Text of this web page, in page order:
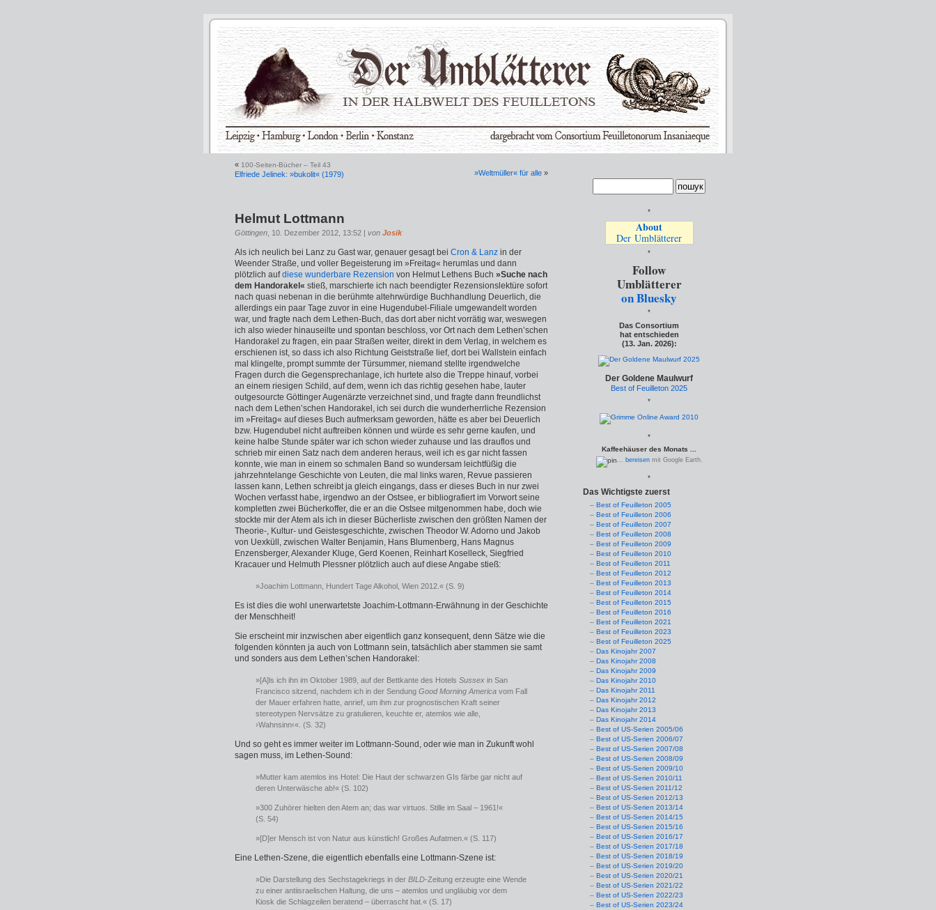
« 100-Seiten-Bücher – Teil 43
Elfriede Jelinek: »bukolit« (1979) »Weltmüller« für alle »
Helmut Lottmann
Göttingen , 10. Dezember 2012, 13:52 | von Josik
Als ich neulich bei Lanz zu Gast war, genauer gesagt bei Cron & Lanz in der
Weender Straße, und voller Begeisterung im »Freitag« herumlas und dann
plötzlich aufdiese wunderbare Rezension von Helmut Lethens Buch »Suche nach
dem Handorakel« stieß, marschierte ich nach beendigter Rezensionslektüre sofort
nach quasi nebenan in die berühmte altehrwürdige Buchhandlung Deuerlich, die
allerdings ein paar Tage zuvor in eine Hugendubel-Filiale umgewandelt worden
war, und fragte nach dem Lethen-Buch, das dort aber nicht vorrätig war, weswegen
ich also wieder hinauseilte und spontan beschloss, vor Ort nach dem Lethen’schen
Handorakel zu fragen, ein paar Straßen weiter, direkt in dem Verlag, in welchem es
erschienen ist, so dass ich also Richtung Geiststraße lief, dort bei Wallstein einfach
mal klingelte, prompt summte der Türsummer, niemand stellte irgendwelche
Fragen durch die Gegensprechanlage, ich hurtete also die Treppe hinauf, vorbei
an einem riesigen Schild, auf dem, wenn ich das richtig gesehen habe, lauter
outgesourcte Göttinger Augenärzte verzeichnet sind, und fragte dann freundlichst
nach dem Lethen’schen Handorakel, ich sei durch die wunderherrliche Rezension
im »Freitag« auf dieses Buch aufmerksam geworden, hätte es aber bei Deuerlich
bzw. Hugendubel nicht auftreiben können und würde es sehr gerne kaufen, und
keine halbe Stunde später war ich schon wieder zuhause und las drauflos und
schrieb mir einen Satz nach dem anderen heraus, weil ich es gar nicht fassen
konnte, wie man in einem so schmalen Band so wunder­sam leichtfüßig die
jahrzehntelange Geschichte von Leuten, die mal links waren, Revue passieren
lassen kann, Lethen schreibt ja gleich eingangs, dass er dieses Buch in nur zwei
Wochen verfasst habe, irgendwo an der Ostsee, er bibliografiert im Vorwort seine
kompletten zwei Bücherkoffer, die er an die Ostsee mitgenommen habe, doch wie
stockte mir der Atem als ich in dieser Bücherliste zwischen den größten Namen der
Theorie-, Kultur- und Geistesgeschichte, zwischen Theodor W. Adorno und Jakob
von Uexküll, zwischen Walter Benjamin, Hans Blumenberg, Hans Magnus
Enzensberger, Alexander Kluge, Gerd Koenen, Reinhart Koselleck, Siegfried
Kracauer und Helmuth Plessner plötzlich auch auf diese Angabe stieß:
»Joachim Lottmann, Hundert Tage Alkohol, Wien 2012.« (S. 9)
Es ist dies die wohl unerwartetste Joachim-Lottmann-Erwähnung in der Geschichte
der Menschheit!
Sie erscheint mir inzwischen aber eigentlich ganz konsequent, denn Sätze wie die
folgenden könnten ja auch von Lottmann sein, tatsäch­lich aber stammen sie samt
und sonders aus dem Lethen’schen Handorakel:
»[A]ls ich ihn im Oktober 1989, auf der Bettkante des Hotels Sussex in San
Francisco sitzend, nachdem ich in der Sendung Good Morning America vom Fall
der Mauer erfahren hatte, anrief, um ihm zur prognostischen Kraft seiner
stereotypen Nervsätze zu gratulieren, keuchte er, atemlos wie alle,
›Wahnsinn‹«. (S. 32)
Und so geht es immer weiter im Lottmann-Sound, oder wie man in Zukunft wohl
sagen muss, im Lethen-Sound:
»Mutter kam atemlos ins Hotel: Die Haut der schwarzen GIs färbe gar nicht auf
deren Unterwäsche ab!« (S. 102)
»300 Zuhörer hielten den Atem an; das war virtuos. Stille im Saal – 1961!«
(S. 54)
»[D]er Mensch ist von Natur aus künstlich! Großes Aufatmen.« (S. 117)
Eine Lethen-Szene, die eigentlich ebenfalls eine Lottmann-Szene ist:
»Die Darstellung des Sechstagekriegs in der BILD-Zeitung erzeugte eine Wende
zu einer antiisraelischen Haltung, die uns – atemlos und ungläubig vor dem
Kiosk die Schlagzeilen beratend – überrascht hat.« (S. 17)
*
About
Der Umblätterer
*
Follow
Umblätterer
on Bluesky
*
Das Consortium
hat entschieden
(13. Jan. 2026):
Der Goldene Maulwurf
Best of Feuilleton 2025
*
*
Kaffeehäuser des Monats ...
... bereisenmit Google Earth.
*
Das Wichtigste zuerst
Best of Feuilleton 2005
Best of Feuilleton 2006
Best of Feuilleton 2007
Best of Feuilleton 2008
Best of Feuilleton 2009
Best of Feuilleton 2010
Best of Feuilleton 2011
Best of Feuilleton 2012
Best of Feuilleton 2013
Best of Feuilleton 2014
Best of Feuilleton 2015
Best of Feuilleton 2016
Best of Feuilleton 2021
Best of Feuilleton 2023
Best of Feuilleton 2025
Das Kinojahr 2007
Das Kinojahr 2008
Das Kinojahr 2009
Das Kinojahr 2010
Das Kinojahr 2011
Das Kinojahr 2012
Das Kinojahr 2013
Das Kinojahr 2014
Best of US-Serien 2005/06
Best of US-Serien 2006/07
Best of US-Serien 2007/08
Best of US-Serien 2008/09
Best of US-Serien 2009/10
Best of US-Serien 2010/11
Best of US-Serien 2011/12
Best of US-Serien 2012/13
Best of US-Serien 2013/14
Best of US-Serien 2014/15
Best of US-Serien 2015/16
Best of US-Serien 2016/17
Best of US-Serien 2017/18
Best of US-Serien 2018/19
Best of US-Serien 2019/20
Best of US-Serien 2020/21
Best of US-Serien 2021/22
Best of US-Serien 2022/23
Best of US-Serien 2023/24